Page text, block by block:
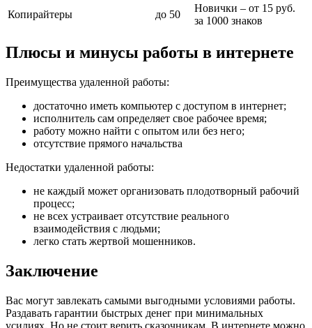
Копирайтеры
до 50
Новички – от 15 руб.
за 1000 знаков
Плюсы и минусы работы в интернете
Преимущества удаленной работы:
достаточно иметь компьютер с доступом в интернет;
исполнитель сам определяет свое рабочее время;
работу можно найти с опытом или без него;
отсутствие прямого начальства
Недостатки удаленной работы:
не каждый может организовать плодотворный рабочий
процесс;
не всех устраивает отсутствие реального
взаимодействия с людьми;
легко стать жертвой мошенников.
Заключение
Вас могут завлекать самыми выгодными условиями работы.
Раздавать гарантии быстрых денег при минимальных
усилиях. Но не стоит верить сказочникам. В интернете можно